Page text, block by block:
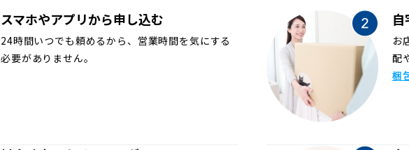
スマホやアプリから申し込む
24時間いつでも頼めるから、営業時間を気にする
必要がありません。
お
配
梱